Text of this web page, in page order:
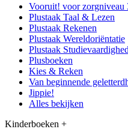
Vooruit! voor zorgniveau
Plustaak Taal & Lezen
Plustaak Rekenen
Plustaak Wereldoriëntatie
Plustaak
Plusboeken
Kies & Reken
Van beginnende
Jippie!
Alles bekijken
Kinderboeken +